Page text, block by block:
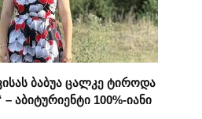
ბაბუა ცალკე ტიროდა
აბიტურიენტი 100%-იანი